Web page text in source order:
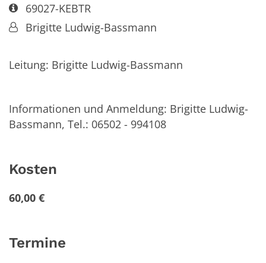
Art bzw. Nummer:
69027-KEBTR
Von:Brigitte Ludwig-Bassmann
Leitung: Brigitte Ludwig-Bassmann
Informationen und Anmeldung: Brigitte Ludwig-
Bassmann, Tel.: 06502 - 994108
Kosten
60,00 €
Termine